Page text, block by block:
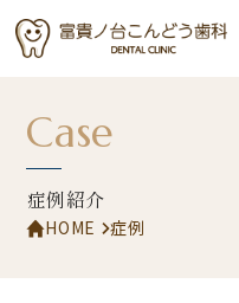
MAIN
初めての方へ
アクセス
Case
症例紹介
HOME 症例